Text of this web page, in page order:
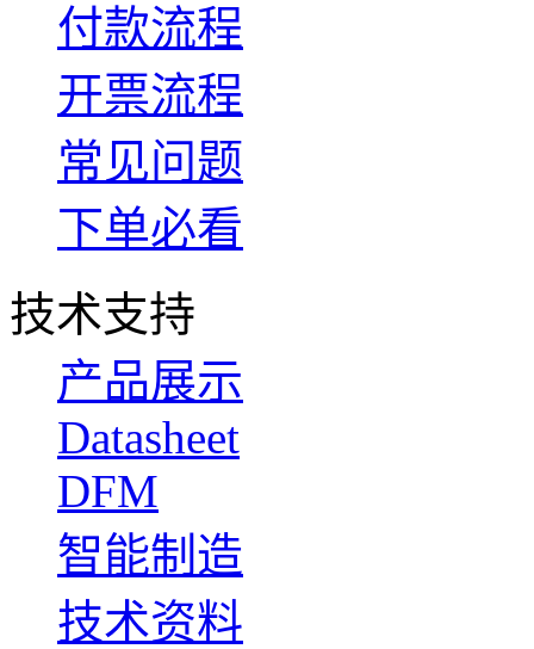
付款流程
开票流程
常见问题
下单必看
技术支持
产品展示
Datasheet
DFM
智能制造
技术资料